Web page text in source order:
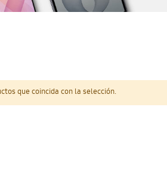
que coincida con la selección.